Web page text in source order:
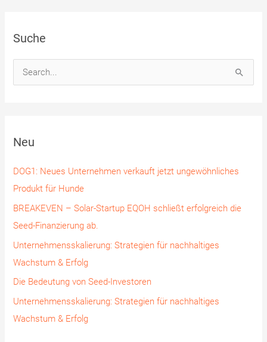
Suche
e
c
h
:
Neu
DOG1: Neues Unternehmen verkauft jetzt ungewöhnliches
Produkt für Hunde
BREAKEVEN – Solar-Startup EQOH schließt erfolgreich die
Seed-Finanzierung ab.
Unternehmensskalierung: Strategien für nachhaltiges
Wachstum & Erfolg
Die Bedeutung von Seed-Investoren
Unternehmensskalierung: Strategien für nachhaltiges
Wachstum & Erfolg